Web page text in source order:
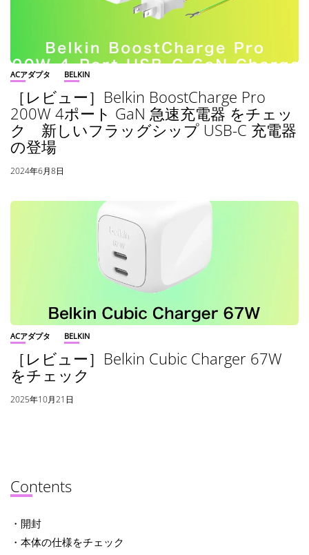
ACアダプタ BELKIN
［レビュー］Belkin BoostCharge Pro
200W 4ポート GaN 急速充電器 をチェッ
ク 新しいフラッグシップ USB-C 充電器
の登場
2024年6月8日
ACアダプタ BELKIN
［レビュー］Belkin Cubic Charger 67W
をチェック
2025年10月21日
Contents
・開封
・本体の仕様をチェック